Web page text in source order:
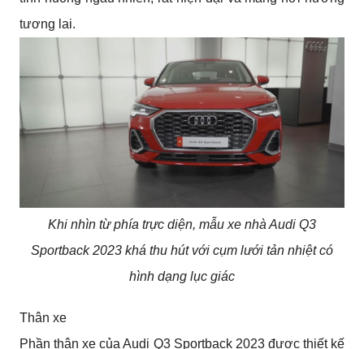
tương lai.
Khi nhìn từ phía trực diện, mẫu xe nhà Audi Q3
Sportback 2023 khá thu hút với cụm lưới tản nhiệt có
hình dạng lục giác
Thân xe
Phần thân xe của Audi Q3 Sportback 2023 được thiết kế